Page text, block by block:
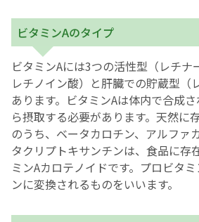
ビタミンAのタイプ
ビタミンAには3つの活性型（レチナ
レチノイン酸）と肝臓での貯蔵型（
あります。ビタミンAは体内で合成
ら摂取する必要があります。天然に
のうち、ベータカロチン、アルファ
タクリプトキサンチンは、食品に存
ミンAカロテノイドです。プロビタ
ンに変換されるものをいいます。